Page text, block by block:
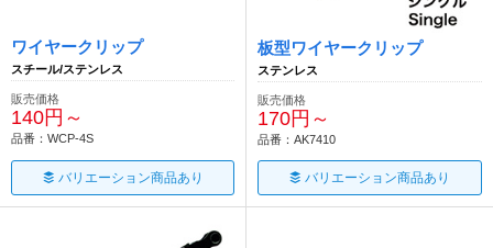
ワイヤークリップ
スチール/ステンレス
販売価格
140円～
品番：WCP-4S
バリエーション商品あり
板型ワイヤークリップ
ステンレス
販売価格
170円～
品番：AK7410
バリエーション商品あり